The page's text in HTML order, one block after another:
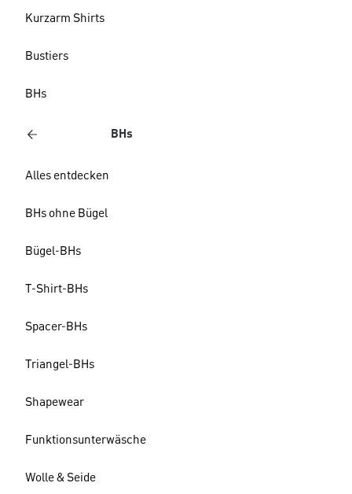
Kurzarm Shirts
Bustiers
BHs
BHs
Alles entdecken
BHs ohne Bügel
Bügel-BHs
T-Shirt-BHs
Spacer-BHs
Triangel-BHs
Shapewear
Funktionsunterwäsche
Wolle & Seide